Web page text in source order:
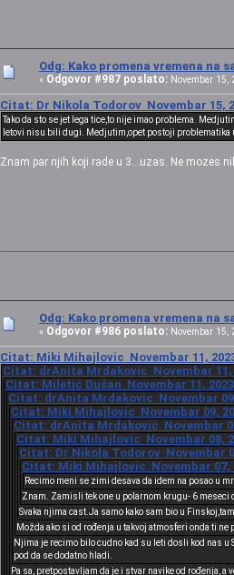
Odg: Kako promena vremena na
« Odgovor #987 poslato: Novembar 15,
Citat: Dr Nikola Todorov Novembar 15,
Tako da sto se jet lega tice,to nije imao problema.
letovi nisu bili dugi. Medjutim,opet postoji problematika
Znam par njih koji rade u 3...uzas. Ne mozes
Odg: Kako promena vremena na
« Odgovor #986 poslato: Novembar 15,
Citat: Miki Mihajlovic Novembar 11,
Citat: drAnita Mrdakovic Novembar 11,
Citat: Miletić Dušan Novembar 11,
Citat: drAnita Mrdakovic Novembar 09,
Citat: Miki Mihajlovic Novembar 09,
Citat: drAnita Mrdakovic Novembar
Citat: Miki Mihajlovic Novembar 08,
Citat: Dr Nikola Todorov Novembar
Citat: Miki Mihajlovic Novembar 07,
Recimo meni se zimi desava da idem na posao u
Znam. Zamisli tek one u polarnom krugu- 6 meseci
Svaka njima cast.Ja samo kako sam bio u
Možda ako si od rođenja u takvoj atmosferi onda ti ne
Njima je recimo bilo cudno kad su leti dosli kod nas
pod da se dodatno hladi.
Pa sa, pretpostavljam da je i stvar navike od rođenja,